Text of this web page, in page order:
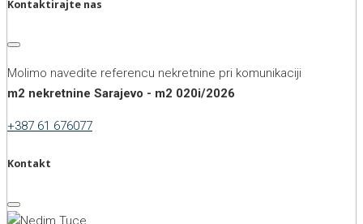
Kontaktirajte nas
Molimo navedite referencu nekretnine pri komunikaciji
m2 nekretnine Sarajevo - m2 020i/2026
+387 61 676077
Kontakt